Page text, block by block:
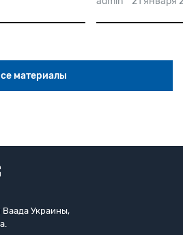
материалы
Ваада Украины,